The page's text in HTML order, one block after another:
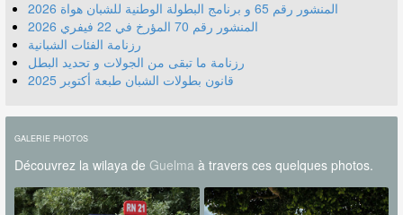
المنشور رقم 70 المؤرخ في 22 فيفري 2026
رزنامة الفئات الشبانية
رزنامة ما تبقى من الجولات و تحديد البطل
قانون بطولات الشبان طبعة أكتوبر 2025
GALERIE PHOTOS
Découvrez la wilaya de Guelmaà travers ces quelques photos.